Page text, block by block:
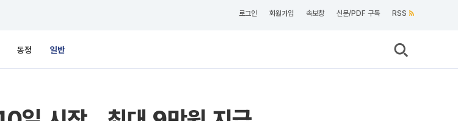
로그인 회원가입 속보창 신문/PDF 구독 RSS
동정 일반